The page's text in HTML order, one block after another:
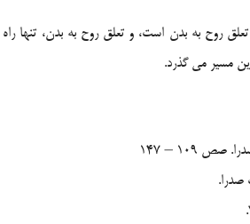
تعلق روح به بدن است، و تعلق روح به بدن،
مسير مي گذرد.